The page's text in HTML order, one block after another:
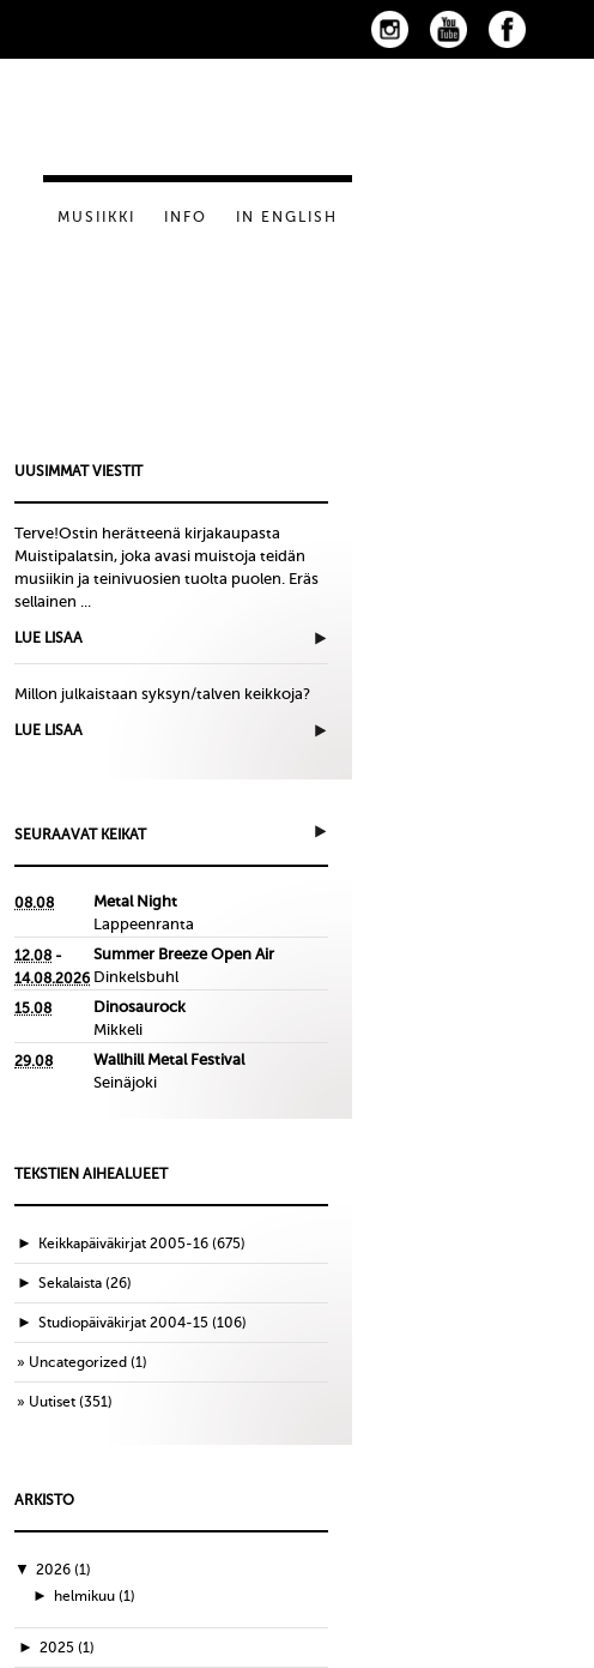
MUSIIKKI INFO IN ENGLISH
UUSIMMAT VIESTIT
Terve!Ostin herätteenä kirjakaupasta
Muistipalatsin, joka avasi muistoja teidän
musiikin ja teinivuosien tuolta puolen. Eräs
sellainen ...
LUE LISAA
Millon julkaistaan syksyn/talven keikkoja?
LUE LISAA
SEURAAVAT KEIKAT
08.08
Metal Night
Lappeenranta
12.08 -
14.08.2026
Summer Breeze Open Air
Dinkelsbuhl
15.08
Dinosaurock
Mikkeli
29.08
Wallhill Metal Festival
Seinäjoki
TEKSTIEN AIHEALUEET
► Keikkapäiväkirjat 2005-16 (675)
► Sekalaista (26)
► Studiopäiväkirjat 2004-15 (106)
Uncategorized (1)
Uutiset (351)
ARKISTO
▼ 2026 (1)
► helmikuu (1)
► 2025 (1)